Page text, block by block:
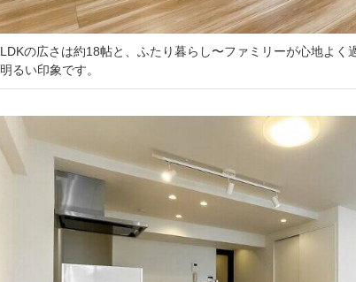
LDKの広さは約18帖と、ふたり暮らし〜ファミリーが心地よく
明るい印象です。